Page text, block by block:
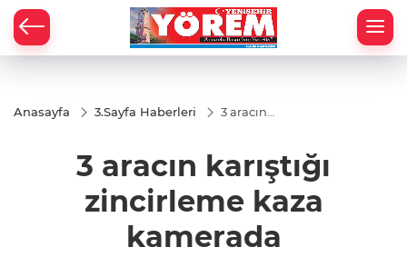
Anasayfa 3.Sayfa Haberleri
3 aracın
kamerada
3 aracın karıştığı
zincirleme kaza
kamerada